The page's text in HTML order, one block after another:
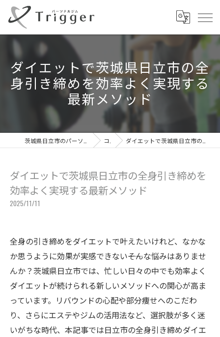
ダイエットで茨城県日立市の全
身引き締めを効率よく実現する
最新メソッド
コラム ダイエットで茨城県日立市の全身引き締めを効率よく実現する最新メソッド
ダイエットで茨城県日立市の全身引き締めを
効率よく実現する最新メソッド
2025/11/11
全身の引き締めをダイエットで叶えたいけれど、なかな
か思うように効果が実感できない――そんな悩みはありませ
んか？茨城県日立市では、忙しい日々の中でも効率よく
ダイエットが続けられる新しいメソッドへの関心が高ま
っています。リバウンドの心配や部分痩せへのこだわ
り、さらにエステやジムの活用法など、選択肢が多く迷
いがちな時代、本記事では日立市の全身引き締めダイエ